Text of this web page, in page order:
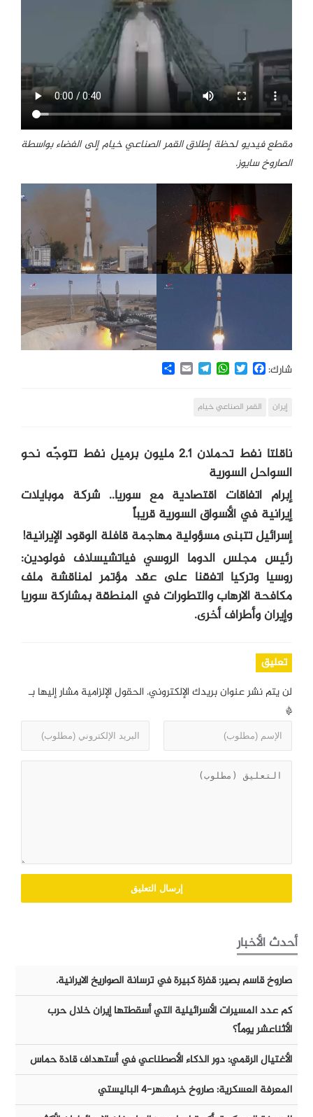
مقطع فيديو لحظة إطلاق القمر الصناعي خيام إلى الفضاء بواسطة
الصاروخ سايوز.
شارك: Facebook
Twitter
WhatsApp
Telegram
Email
Share
إيران القمر الصناعي خيام
ناقلتا نفط تحملان 2.1 مليون برميل نفط تتوجّه نحو
السواحل السورية
إبرام اتفاقات اقتصادية مع سوريا.. شركة موبايلات
إيرانية في الأسواق السورية قريباً
إسرائيل تتبنى مسؤولية مهاجمة قافلة الوقود الإيرانية!
رئيس مجلس الدوما الروسي فياتشيسلاف فولودين:
روسيا وتركيا اتفقنا على عقد مؤتمر لمناقشة ملف
مكافحة الارهاب والتطورات في المنطقة بمشاركة سوريا
وإيران وأطراف أخرى.
تعليق
لن يتم نشر عنوان بريدك الإلكتروني. الحقول الإلزامية مشار إليها بـ
*
أحدث الأخبار
صاروخ قاسم بصير: قفزة كبيرة في ترسانة الصواريخ الايرانية.
كم عدد المسيرات الأسرائيلية التي أسقطتها إيران خلال حرب
الأثناعشر يوماً؟
الأغتيال الرقمي: دور الذكاء الأصطناعي في أستهداف قادة حماس
المعرفة العسكرية: صاروخ خرمشهر-٤ الباليستي